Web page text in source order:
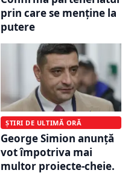
prin care se menține la
putere
ȘTIRI DE ULTIMĂ ORĂ
George Simion anunță
vot împotriva mai
multor proiecte-cheie.